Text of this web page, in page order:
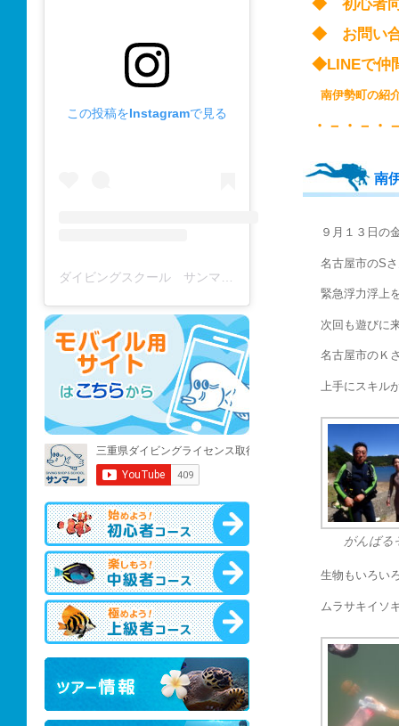
◆ 初心
◆ お問い
◆LINEで
南伊勢町
・－・－・
南
９月１３日
名古屋市のS
緊急浮力浮上
次回も遊びに
名古屋市のＫ
上手にスキル
がんばる
生物もいろい
ムラサキイソ
この投稿をInstagramで見る
ダイビングスクール サンマーレ / diving school(@diving_school_sanmare)がシェアした投稿